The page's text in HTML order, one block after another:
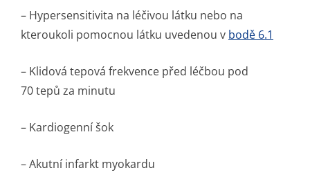
– Hypersensitivita na léčivou látku nebo na
kteroukoli pomocnou látku uvedenou v bodě 6.1
– Klidová tepová frekvence před léčbou pod
70 tepů za minutu
– Kardiogenní šok
– Akutní infarkt myokardu